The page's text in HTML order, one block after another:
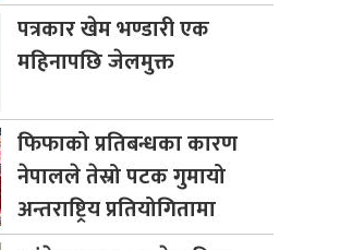
पत्रकारखेम भण्डारी एक
महिनापछि जेलमुक्त
फिफाकोप्रतिबन्धका कारण
नेपालले तेस्रो पटक गुमायो
अन्तराष्ट्रिय प्रतियोगितामा